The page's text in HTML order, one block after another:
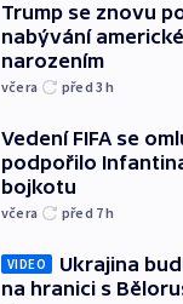
Trump se znovu
nabývání
narozením
včera před 3h
Vedení FIFA se
podpořilo
bojkotu
včera před 7h
VIDEO
Ukrajina
na hranici s